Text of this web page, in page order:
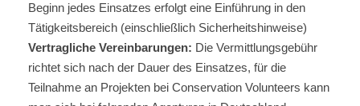
Beginn jedes Einsatzes erfolgt eine Einführung in den
Tätigkeitsbereich (einschließlich Sicherheitshinweise)
Vertragliche Vereinbarungen: Die Vermittlungsgebühr
richtet sich nach der Dauer des Einsatzes, für die
Teilnahme an Projekten bei Conservation Volunteers kann